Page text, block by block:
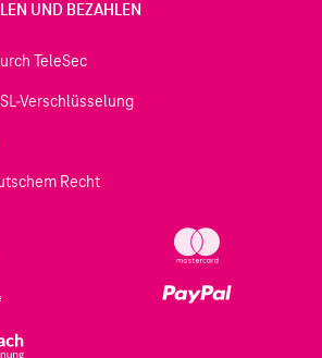
UND BEZAHLEN
TeleSec
Verschlüsselung
Recht